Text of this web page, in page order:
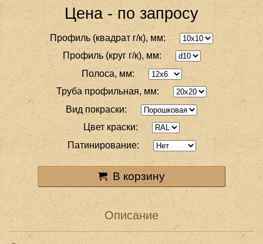
Цена - по запросу
Профиль (квадрат г/к), мм:
Профиль (круг г/к), мм:
Полоса, мм:
Труба профильная, мм:
Вид покраски:
Цвет краски:
Патинирование:
В корзину
Описание